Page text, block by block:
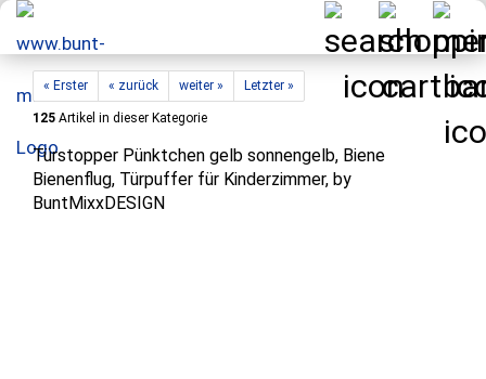
« Erster « zurück weiter » Letzter »
125 Artikel in dieser Kategorie
Türstopper Pünktchen gelb sonnengelb, Biene
Bienenflug, Türpuffer für Kinderzimmer, by
BuntMixxDESIGN